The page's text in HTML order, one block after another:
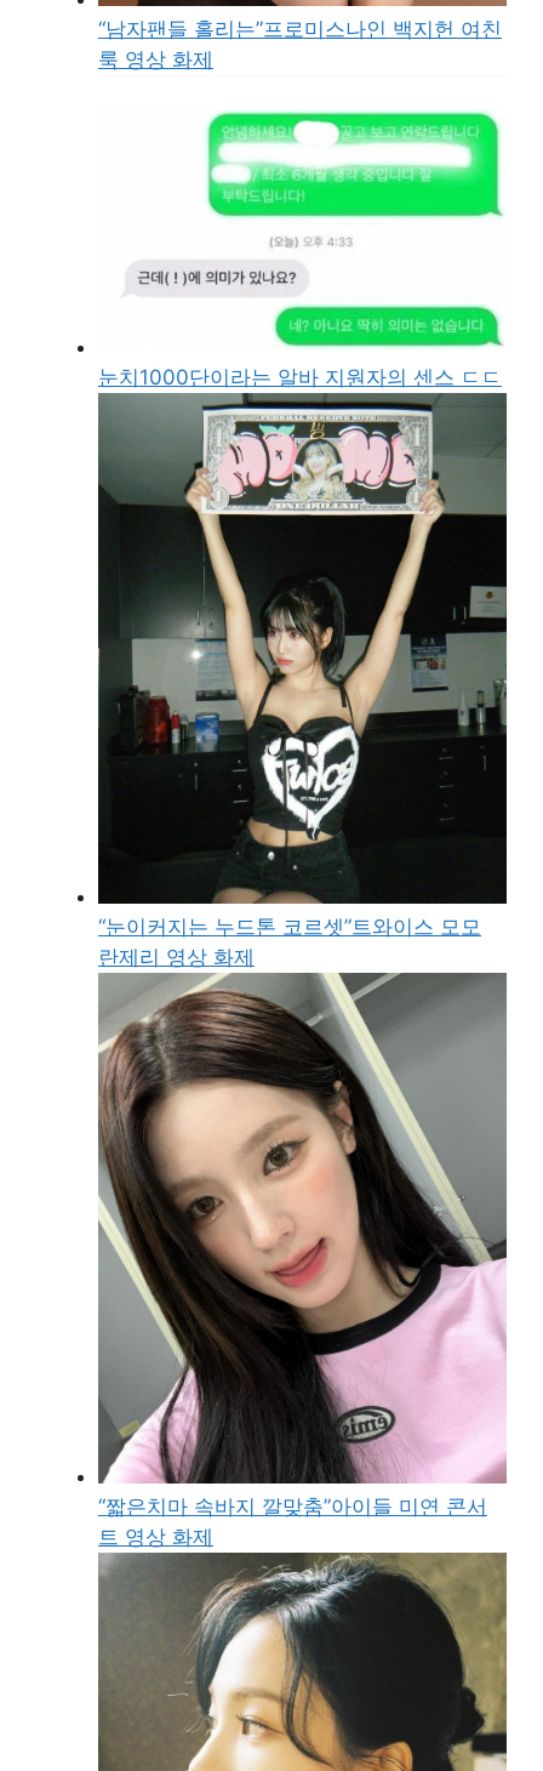
“남자팬들 홀리는”프로미스나인 백지헌 여친
룩 영상 화제
눈치1000단이라는 알바 지원자의 센스 ㄷㄷ
“눈이커지는 누드톤 코르셋”트와이스 모모
란제리 영상 화제
“짧은치마 속바지 깔맞춤”아이들 미연 콘서
트 영상 화제